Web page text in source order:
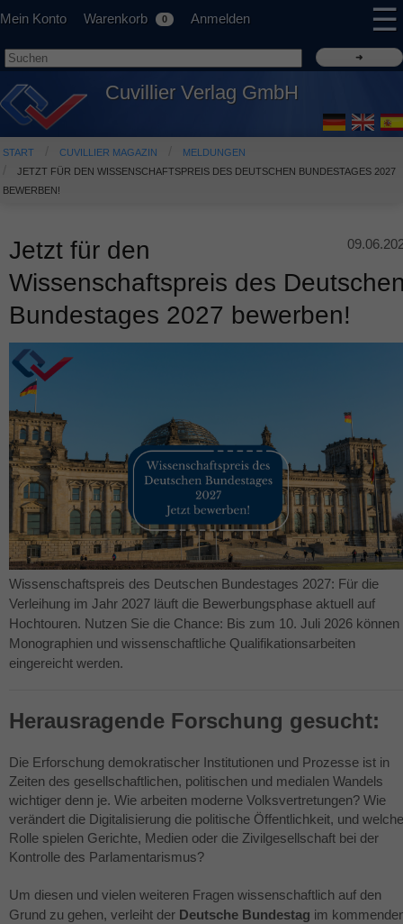
Mein Konto Warenkorb 0 Anmelden ☰
Cuvillier Verlag GmbH
START CUVILLIER MAGAZIN
MELDUNGEN
JETZT FÜR DEN WISSENSCHAFTSPREIS DES DEUTSCHEN BUNDESTAGES 2027
BEWERBEN!
Jetzt für den
Wissenschaftspreis des
Bundestages 2027 bewerben!
Wissenschaftspreis des Deutschen Bundestages 2027: Für die
Verleihung im Jahr 2027 läuft die Bewerbungsphase aktuell auf
Hochtouren. Nutzen Sie die Chance: Bis zum 10. Juli 2026 können
Monographien und wissenschaftliche Qualifikationsarbeiten
eingereicht werden.
Herausragende Forschung gesucht:
Die Erforschung demokratischer Institutionen und Prozesse ist in
Zeiten des gesellschaftlichen, politischen und medialen Wandels
wichtiger denn je. Wie arbeiten moderne Volksvertretungen? Wie
verändert die Digitalisierung die politische Öffentlichkeit, und welche
Rolle spielen Gerichte, Medien oder die Zivilgesellschaft bei der
Kontrolle des Parlamentarismus?
Um diesen und vielen weiteren Fragen wissenschaftlich auf den
Grund zu gehen, verleiht der Deutsche Bundestag im